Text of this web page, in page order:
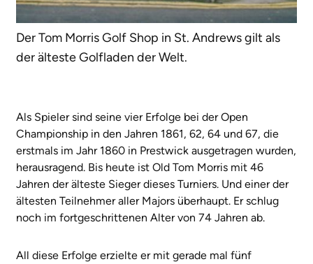
Der Tom Morris Golf Shop in St. Andrews gilt als
der älteste Golfladen der Welt.
Als Spieler sind seine vier Erfolge bei der Open
Championship in den Jahren 1861, 62, 64 und 67, die
erstmals im Jahr 1860 in Prestwick ausgetragen wurden,
herausragend. Bis heute ist Old Tom Morris mit 46
Jahren der älteste Sieger dieses Turniers. Und einer der
ältesten Teilnehmer aller Majors überhaupt. Er schlug
noch im fortgeschrittenen Alter von 74 Jahren ab.
All diese Erfolge erzielte er mit gerade mal fünf